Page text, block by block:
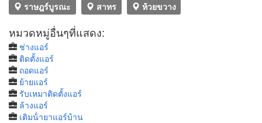
ราษฎร์บูรณะ
สาทร ห้วยขวาง
หมวดหมู่อื่นๆที่แสดง:
ช่างแอร์
ติดตั้งแอร์
ถอดแอร์
ย้ายแอร์
รับเหมาติดตั้งแอร์
ล้างแอร์
เติมน้ํายาแอร์บ้าน